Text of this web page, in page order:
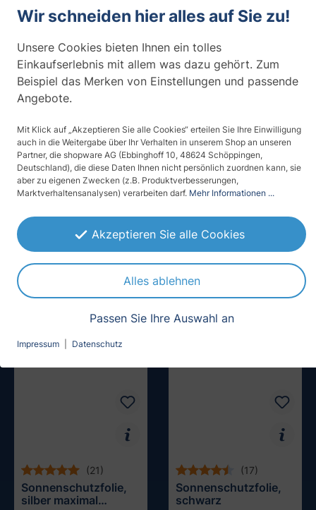
Glasdekor für Fenster,
Bubbleeyes
ab 46,64 € / m²
silber grün
verspiegelt
ab 36,90 € / m²
Muster testen
(21)
Sonnenschutzfolie,
silber maximal
(17)
Sonnenschutzfolie,
schwarz
Wir schneiden hier alles auf Sie zu!
Unsere Cookies bieten Ihnen ein tolles
Einkaufserlebnis mit allem was dazu gehört. Zum
Beispiel das Merken von Einstellungen und passende
Angebote.
Mit Klick auf „Akzeptieren Sie alle Cookies“ erteilen Sie Ihre Einwilligung
auch in die Weitergabe über Ihr Verhalten in unserem Shop an unseren
Partner, die shopware AG (Ebbinghoff 10, 48624 Schöppingen,
Deutschland), die diese Daten Ihnen nicht persönlich zuordnen kann, sie
aber zu eigenen Zwecken (z.B. Produktverbesserungen,
Marktverhaltensanalysen) verarbeiten darf. Mehr Informationen ...
Akzeptieren Sie alle Cookies
Alles ablehnen
Passen Sie Ihre Auswahl an
Impressum Datenschutz